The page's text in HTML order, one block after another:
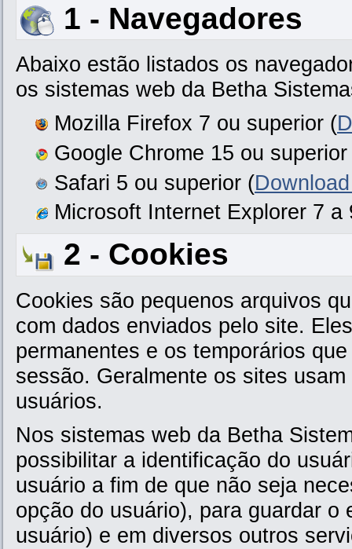
1 - Navegadores
Abaixo estão listados os
os sistemas web da Betha
Mozilla Firefox 7 ou superior (
Google Chrome 15 ou
Safari 5 ou superior (
Microsoft Internet Explorer 7 a
2 - Cookies
Cookies são pequenos arquivos
com dados enviados pelo site.
permanentes e os temporários
sessão. Geralmente os sites
usuários.
Nos sistemas web da Betha
possibilitar a identificação do
usuário a fim de que não seja
opção do usuário), para guardar
usuário) e em diversos outros